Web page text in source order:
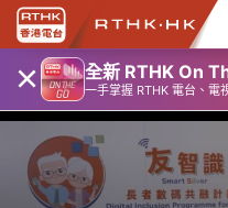
× 全新 RTHK On
一手掌握 RTHK 電台、電